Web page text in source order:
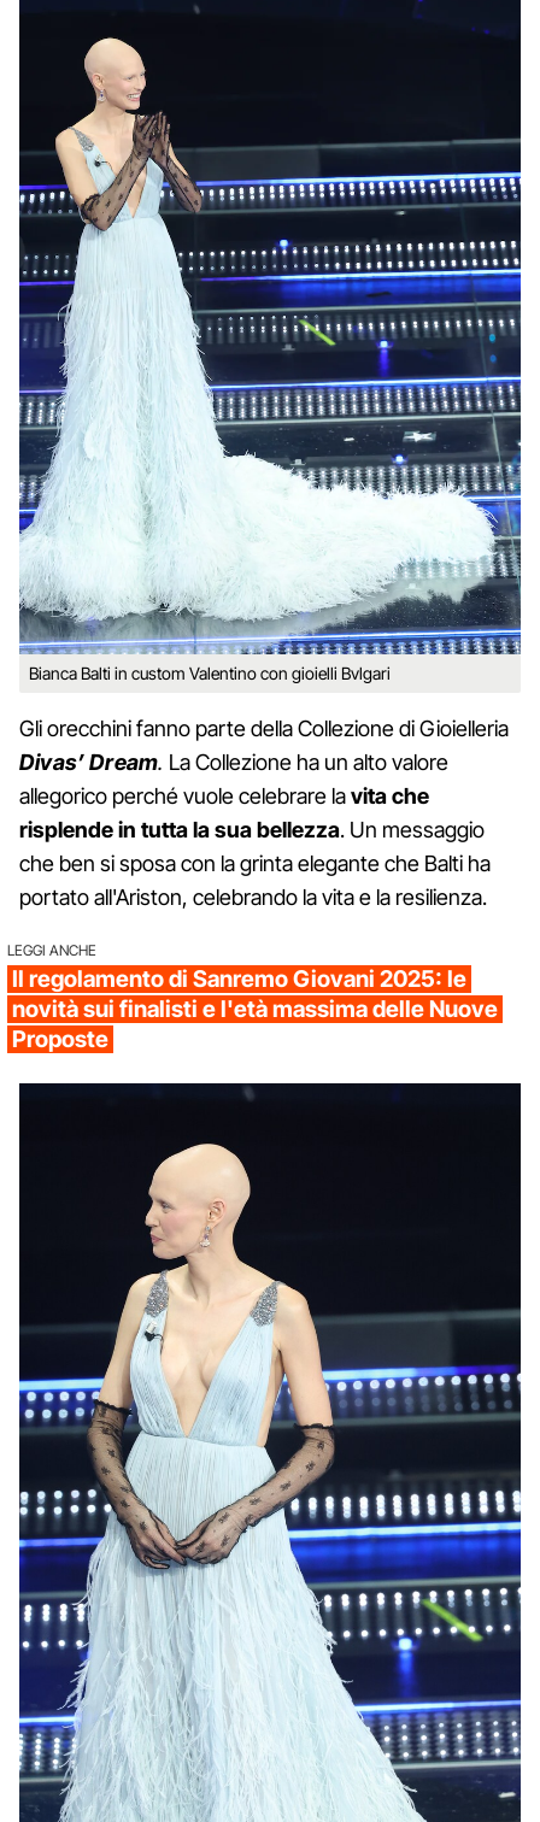
Bianca Balti in custom Valentino con gioielli Bvlgari
Gli orecchini fanno parte della Collezione di Gioielleria
Divas’ Dream. La Collezione ha un alto valore
allegorico perché vuole celebrare lavita che
risplende in tutta la sua bellezza. Un messaggio
che ben si sposa con la grinta elegante che Balti ha
portato all'Ariston, celebrando la vita e la resilienza.
LEGGI ANCHE
Il regolamento di Sanremo Giovani 2025: le
novità sui finalisti e l'età massima delle Nuove
Proposte